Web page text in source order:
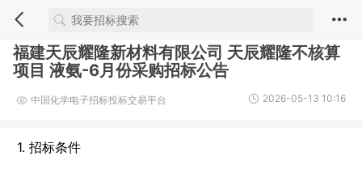
福建天辰耀隆新材料有限公司 天辰耀隆不核算
项目 液氨-6月份采购招标公告
中国化学电子招标投标交易平台 2026-05-13 10:16
1. 招标条件